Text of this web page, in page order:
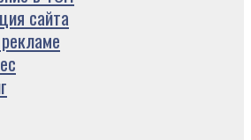
сайта